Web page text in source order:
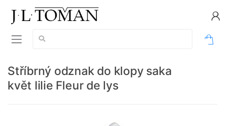
Vyhledávání:
Stříbrný odznak do klopy saka
květ lilie Fleur de lys